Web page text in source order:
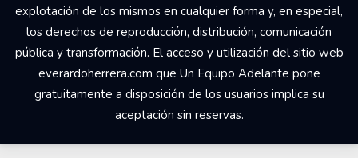
explotación de los mismos en cualquier forma y, en especial,
los derechos de reproducción, distribución, comunicación
pública y transformación. El acceso y utilización del sitio web
everardoherrera.com que Un Equipo Adelante pone
gratuitamente a disposición de los usuarios implica su
aceptación sin reservas.